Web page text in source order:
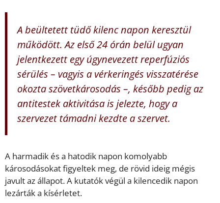
A beültetett tüdő kilenc napon keresztül
működött. Az első 24 órán belül ugyan
jelentkezett egy úgynevezett reperfúziós
sérülés – vagyis a vérkeringés visszatérése
okozta szövetkárosodás –, később pedig az
antitestek aktivitása is jelezte, hogy a
szervezet támadni kezdte a szervet.
A harmadik és a hatodik napon komolyabb
károsodásokat figyeltek meg, de rövid ideig mégis
javult az állapot. A kutatók végül a kilencedik napon
lezárták a kísérletet.